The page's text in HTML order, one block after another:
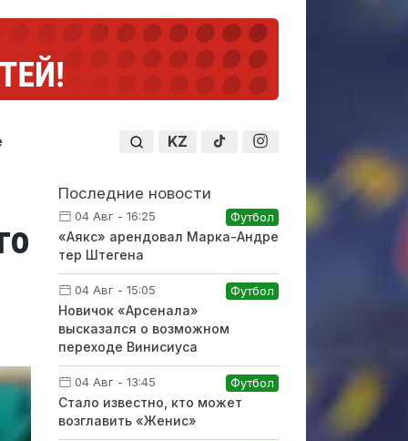
KZ
Последние новости
04 Авг - 16:25 Футбол
«Аякс» арендовал Марка-Андре
тер Штегена
04 Авг - 15:05 Футбол
Новичок «Арсенала»
высказался о возможном
переходе Винисиуса
04 Авг - 13:45 Футбол
Стало известно, кто может
возглавить «Женис»